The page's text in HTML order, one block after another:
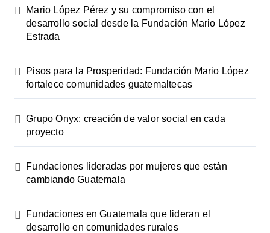
Mario López Pérez y su compromiso con el
desarrollo social desde la Fundación Mario López
Estrada
Pisos para la Prosperidad: Fundación Mario López
fortalece comunidades guatemaltecas
Grupo Onyx: creación de valor social en cada
proyecto
Fundaciones lideradas por mujeres que están
cambiando Guatemala
Fundaciones en Guatemala que lideran el
desarrollo en comunidades rurales